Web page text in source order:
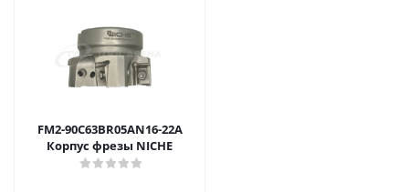
FM2-90C63BR05AN16-22A
Корпус фрезы NICHE